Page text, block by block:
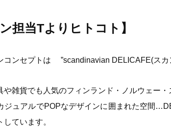
担当Tよりヒトコト】
コンセプトは ”scandinavian DELICAFE(ス
や雑貨でも人気のフィンランド・ノルウェー・
ジュアルでPOPなデザインに囲まれた空間
ています。